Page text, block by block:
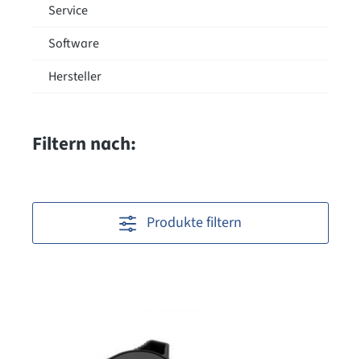
Service
Software
Hersteller
Filtern nach:
Produkte filtern